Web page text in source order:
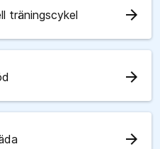
träningscykel arrow_forward
arrow_forward
arrow_forward